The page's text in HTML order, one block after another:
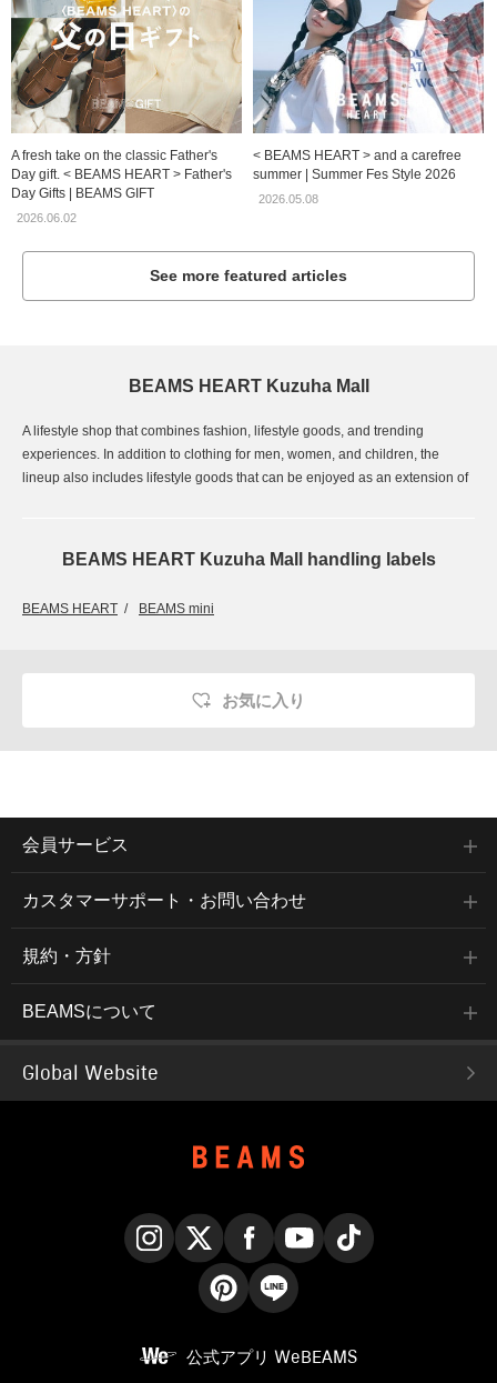
A fresh take on the classic Father's
Day gift. < BEAMS HEART > Father's
Day Gifts | BEAMS GIFT
2026.06.02
< BEAMS HEART > and a carefree
summer | Summer Fes Style 2026
2026.05.08
See more featured articles
BEAMS HEART Kuzuha Mall
A lifestyle shop that combines fashion, lifestyle goods, and trending
experiences. In addition to clothing for men, women, and children, the
lineup also includes lifestyle goods that can be enjoyed as an extension of
BEAMS HEART Kuzuha Mall handling labels
BEAMS HEART BEAMS mini
お気に入り
会員サービス
カスタマーサポート・お問い合わせ
規約・方針
BEAMSについて
Global Website
公式アプリ WeBEAMS